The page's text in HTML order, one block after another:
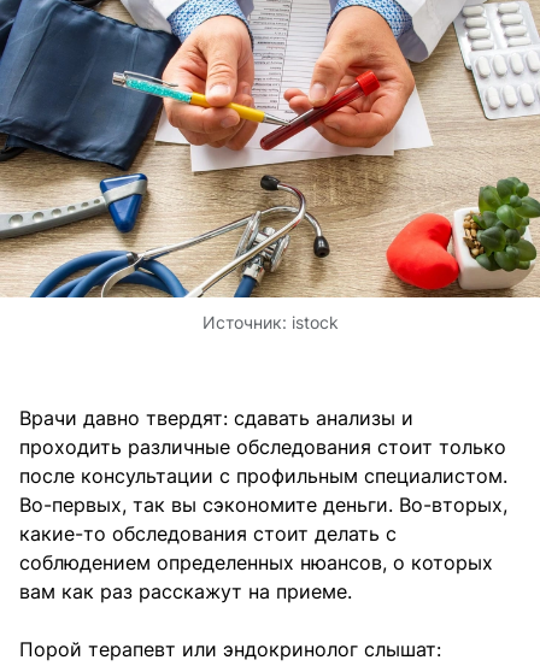
Источник: istock
Врачи давно твердят: сдавать анализы и
проходить различные обследования стоит только
после консультации с профильным специалистом.
Во-первых, так вы сэкономите деньги. Во-вторых,
какие-то обследования стоит делать с
соблюдением определенных нюансов, о которых
вам как раз расскажут на приеме.
Порой терапевт или эндокринолог слышат: